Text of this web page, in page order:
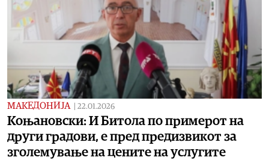
МАКЕДОНИЈА 22.01.2026
Коњановски: И Битола по примерот на
други градови, е пред предизвикот за
зголемување на цените на услугите